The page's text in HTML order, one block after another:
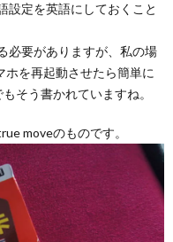
設定を英語にしておくこと
必要がありますが、私の場
を再起動させたら簡単に
そう書かれていますね。
moveのものです。